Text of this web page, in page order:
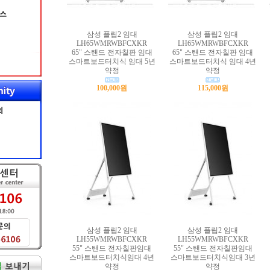
삼성 플립2 임대
LH65WMRWBFCXKR
65" 스탠드 전자칠판 임대
스마트보드터치식 임대 5년
약정
100,000원
삼성 플립2 임대
LH65WMRWBFCXKR
65" 스탠드 전자칠판 임대
스마트보드터치식 임대 4년
약정
115,000원
삼성 플립2 임대
LH55WMRWBFCXKR
55" 스탠드 전자칠판임대
스마트보드터치식임대 4년
약정
삼성 플립2 임대
LH55WMRWBFCXKR
55" 스탠드 전자칠판임대
스마트보드터치식임대 3년
약정